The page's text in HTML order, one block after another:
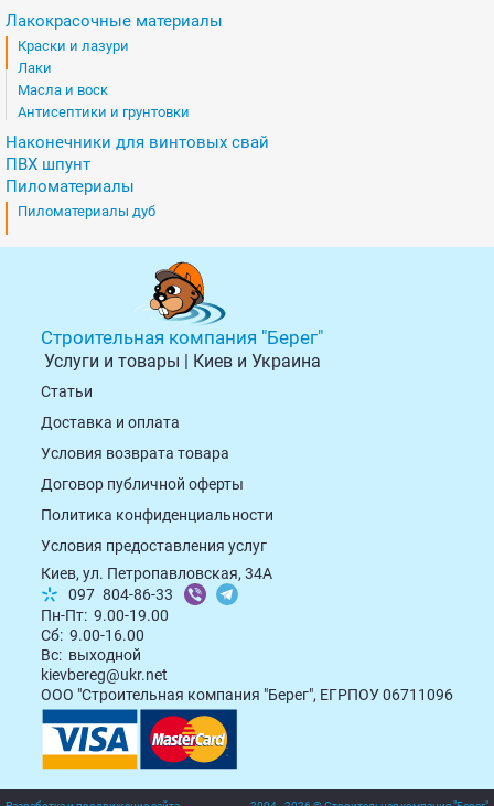
Лакокрасочные материалы
Краски и лазури
Лаки
Масла и воск
Антисептики и грунтовки
Наконечники для винтовых свай
ПВХ шпунт
Пиломатериалы
Пиломатериалы дуб
Строительная компания "Берег"
Услуги и товары | Киев и Украина
Статьи
Доставка и оплата
Условия возврата товарa
Договор публичной оферты
Политика конфиденциальности
Условия предоставления услуг
Киев, ул. Петропавловская, 34А
097 804-86-33
Пн-Пт: 9.00-19.00
Сб: 9.00-16.00
Вс: выходной
kievbereg@ukr.net
ООО "Строительная компания "Берег", ЕГРПОУ 06711096